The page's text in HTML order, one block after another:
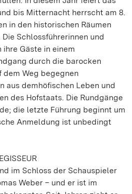
bis Mitternacht herrscht am 8.
in den historischen Räumen
Schlossführerinnen und
Gäste in einem
durch die barocken
dem Weg begegnen
aus demhöfischen Leben und
des Hofstaats. Die Rundgänge
die letzte Führung beginnt um
Anmeldung ist unbedingt
im Schloss der Schauspieler
Weber – und er ist im